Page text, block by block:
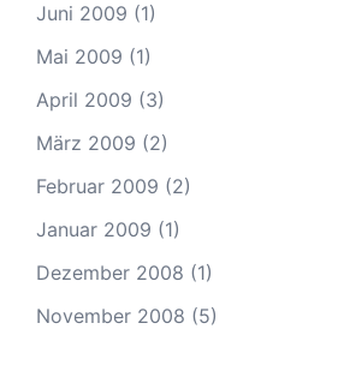
Juni 2009 (1)
Mai 2009 (1)
April 2009 (3)
März 2009 (2)
Februar 2009 (2)
Januar 2009 (1)
Dezember 2008 (1)
November 2008 (5)